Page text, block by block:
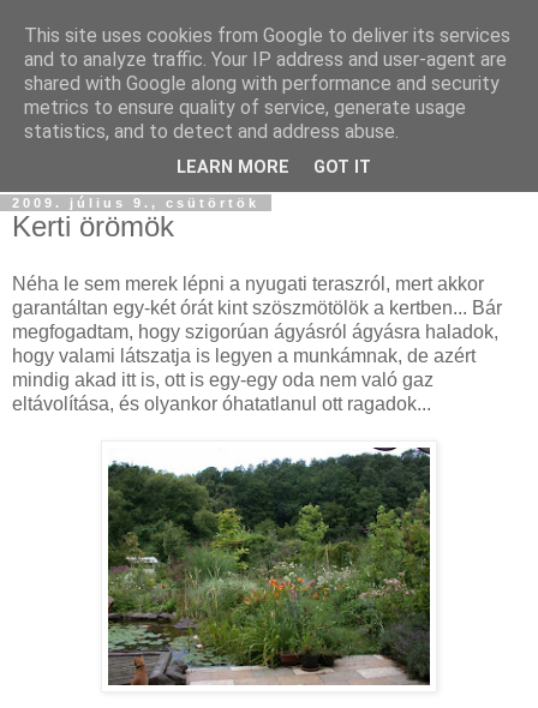
Szőttesföld
Képes és képtelen kalandozásaink keresztül-kasul
Középfölde kockás kendőjén...
2009. július 9., csütörtök
Kerti örömök
Néha le sem merek lépni a nyugati teraszról, mert akkor
garantáltan egy-két órát kint szöszmötölök a kertben... Bár
megfogadtam, hogy szigorúan ágyásról ágyásra haladok,
hogy valami látszatja is legyen a munkámnak, de azért
mindig akad itt is, ott is egy-egy oda nem való gaz
eltávolítása, és olyankor óhatatlanul ott ragadok...
This site uses cookies from Google to deliver its services
and to analyze traffic. Your IP address and user-agent are
shared with Google along with performance and security
metrics to ensure quality of service, generate usage
statistics, and to detect and address abuse.
LEARN MORE GOT IT